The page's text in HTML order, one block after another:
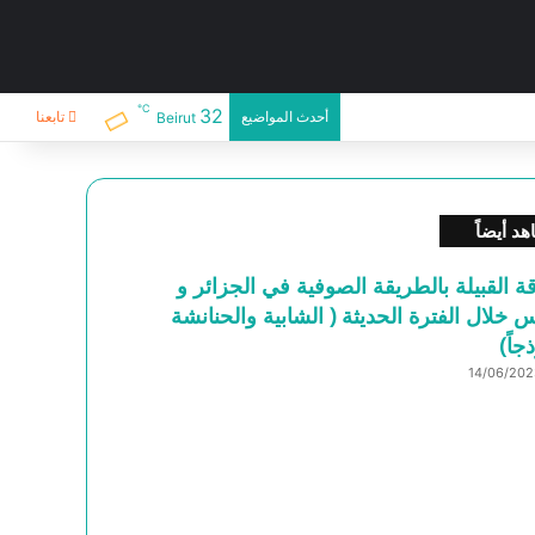
أحدث المواضيع Beirut 32
℃ تابعنا
أيضاً
القبيلة بالطريقة الصوفية في الجزائر و
خلال الفترة الحديثة ( الشابية والحنانشة
14/06/